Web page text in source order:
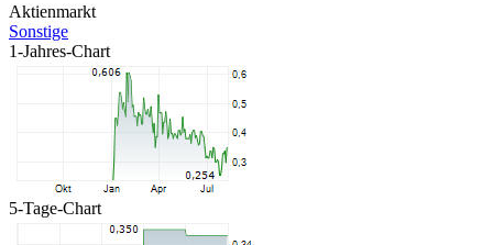
Aktienmarkt
Sonstige
1-Jahres-Chart
5-Tage-Chart